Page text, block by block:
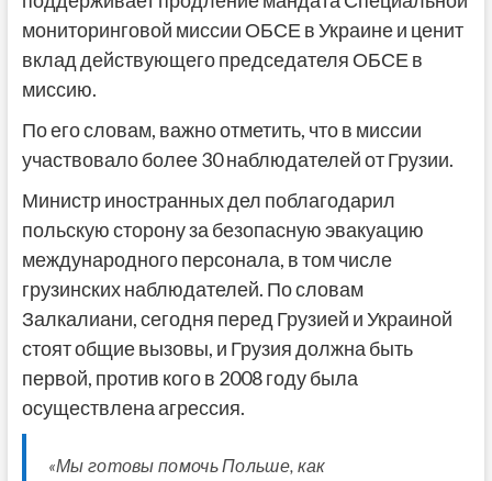
мониторинговой миссии ОБСЕ в Украине и ценит
вклад действующего председателя ОБСЕ в
миссию.
По его словам, важно отметить, что в миссии
участвовало более 30 наблюдателей от Грузии.
Министр иностранных дел поблагодарил
польскую сторону за безопасную эвакуацию
международного персонала, в том числе
грузинских наблюдателей. По словам
Залкалиани, сегодня перед Грузией и Украиной
стоят общие вызовы, и Грузия должна быть
первой, против кого в 2008 году была
осуществлена ​​агрессия.
«Мы готовы помочь Польше, как